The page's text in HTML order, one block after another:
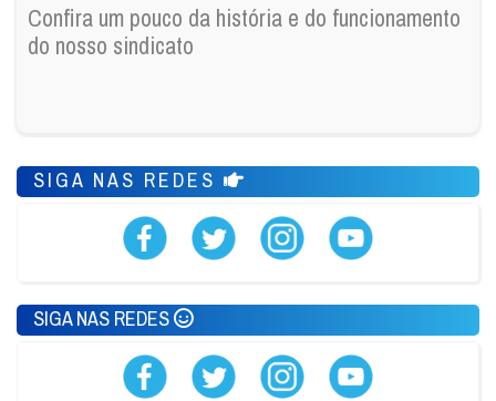
Confira um pouco da história e do funcionamento
do nosso sindicato
SIGA NAS REDES
SIGA NAS REDES